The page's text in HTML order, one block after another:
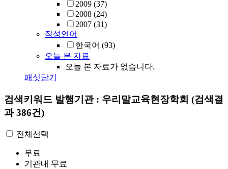
2009 (37)
2008 (24)
2007 (31)
작성언어
한국어 (93)
오늘 본 자료
오늘 본 자료가 없습니다.
패싯닫기
검색키워드 발행기관 : 우리말교육현장학회 (검색결
과 386건)
전체선택
무료
기관내 무료